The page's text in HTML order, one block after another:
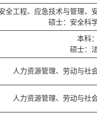
全工程、应急技术与管理、
硕士：安全科
本科
硕士：
人力资源管理、劳动与社
人力资源管理、劳动与社